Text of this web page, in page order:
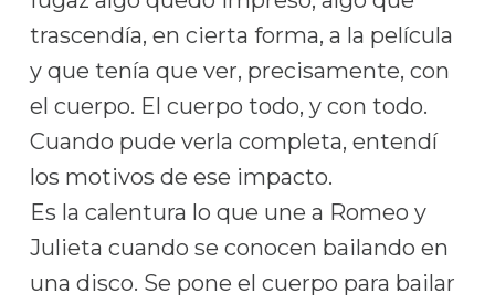
trascendía, en cierta forma, a la película
y que tenía que ver, precisamente, con
el cuerpo. El cuerpo todo, y con todo.
Cuando pude verla completa, entendí
los motivos de ese impacto.
Es la calentura lo que une a Romeo y
Julieta cuando se conocen bailando en
una disco. Se pone el cuerpo para bailar